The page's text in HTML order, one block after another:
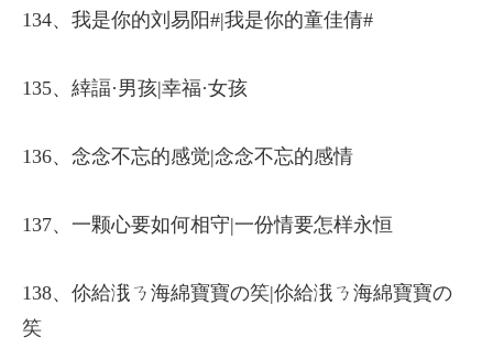
134、我是你的刘易阳#|我是你的童佳倩#
135、緈諨·男孩|幸福·女孩
136、念念不忘的感觉|念念不忘的感情
137、一颗心要如何相守|一份情要怎样永恒
138、伱給涐ㄋ海綿寶寶の笶|伱給涐ㄋ海綿寶寶の
笶